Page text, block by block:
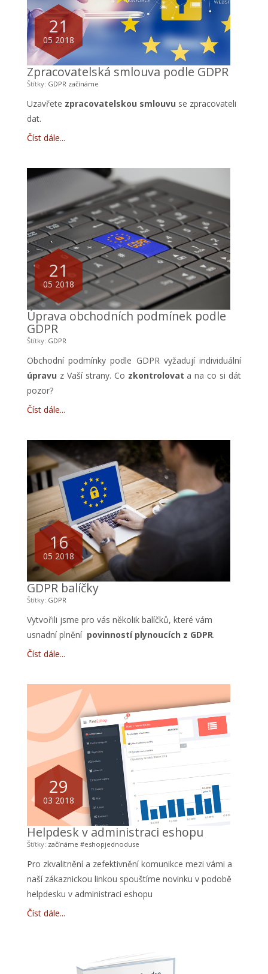
21
05 2018
Zpracovatelská smlouva podle GDPR
Štítky: GDPR začínáme
Uzavřete zpracovatelskou smlouvu se zpracovateli
dat.
Číst dále
21
05 2018
Úprava obchodních podmínek podle
GDPR
Štítky: GDPR
Obchodní podmínky podle GDPR vyžadují individuální
úpravu z Vaší strany. Co zkontrolovat a na co si dát
pozor?
Číst dále
16
05 2018
GDPR balíčky
Štítky: GDPR
Vytvořili jsme pro vás několik balíčků, které vám
usnadní plnění povinností plynoucích z GDPR.
Číst dále
29
03 2018
Helpdesk v administraci eshopu
Štítky: začínáme #eshopjednoduse
Pro zkvalitnění a zefektivnění komunikce mezi vámi a
naší zákaznickou linkou spouštíme novinku v podobě
helpdesku v administraci eshopu
Číst dále